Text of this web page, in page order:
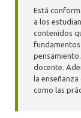
Está
a los
contenidos
docente.
la
como las